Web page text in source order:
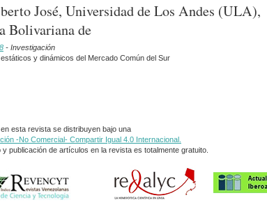
José, Universidad de Los Andes (ULA),
Bolivariana de
- Investigación
y dinámicos del Mercado Común del Sur
esta revista se distribuyen bajo una
-No Comercial- Compartir Igual 4.0 Internacional.
publicación de artículos en la revista es totalmente gratuito.